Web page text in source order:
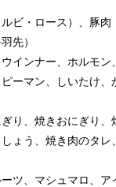
ビ・ロース）、豚肉
先）
インナー、ホルモン
ーマン、しいたけ、
り、焼きおにぎり、
ょう、焼き肉のタレ
ツ、マシュマロ、ア